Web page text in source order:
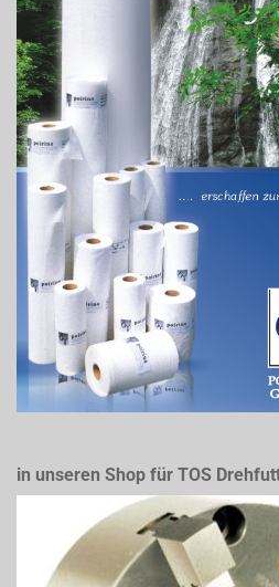
in unseren Shop für TOS